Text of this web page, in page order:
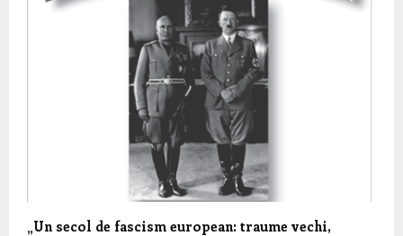
„Un secol de fascism european: traume vechi,